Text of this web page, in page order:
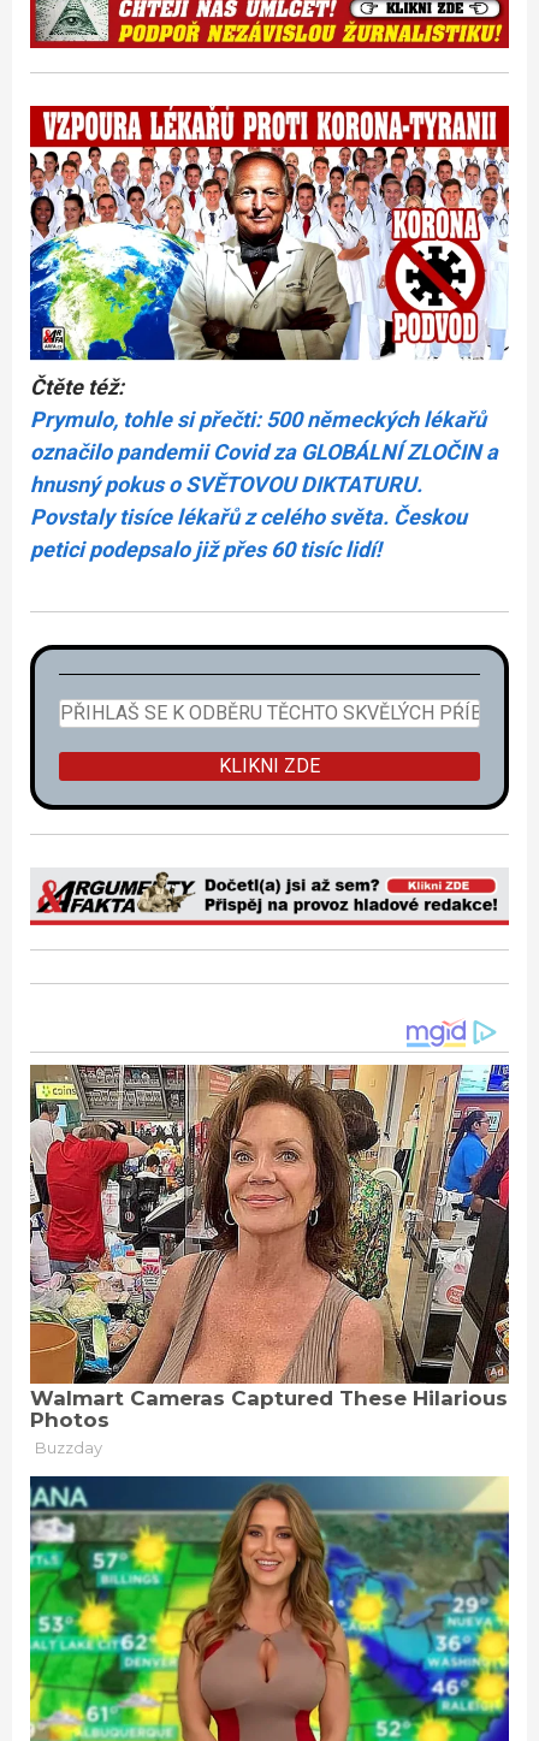
Čtěte též:
Prymulo, tohle si přečti: 500 německých lékařů
označilo pandemii Covid za GLOBÁLNÍ ZLOČIN a
hnusný pokus o SVĚTOVOU DIKTATURU.
Povstaly tisíce lékařů z celého světa. Českou
petici podepsalo již přes 60 tisíc lidí!